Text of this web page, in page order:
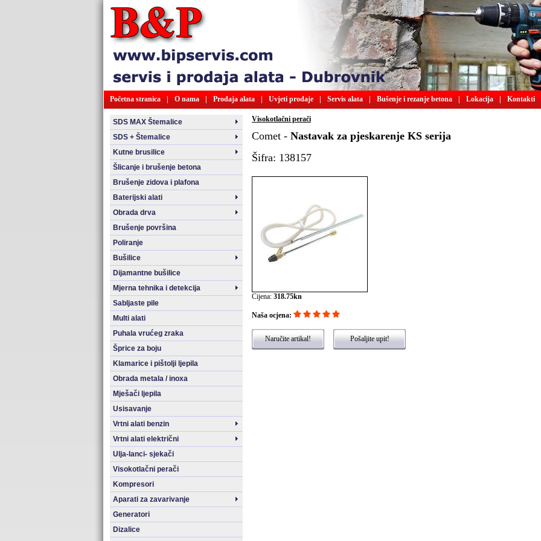
Početna stranica | O nama | Prodaja alata | Uvjeti prodaje | Servis alata | Bušenje i rezanje betona | Lokacija | Kontakti
SDS MAX Štemalice
SDS + Štemalice
Kutne brusilice
Šlicanje i brušenje betona
Brušenje zidova i plafona
Baterijski alati
Obrada drva
Brušenje površina
Poliranje
Bušilice
Dijamantne bušilice
Mjerna tehnika i detekcija
Sabljaste pile
Multi alati
Puhala vrućeg zraka
Šprice za boju
Klamarice i pištolji ljepila
Obrada metala / inoxa
Mješači ljepila
Usisavanje
Vrtni alati benzin
Vrtni alati električni
Ulja-lanci- sjekači
Visokotlačni perači
Kompresori
Aparati za zavarivanje
Generatori
Dizalice
Visokotlačni perači
Comet - Nastavak za pjeskarenje KS serija
Šifra: 138157
Cijena: 318.75kn
Naša ocjena:
Naručite artikal! Pošaljite upit!